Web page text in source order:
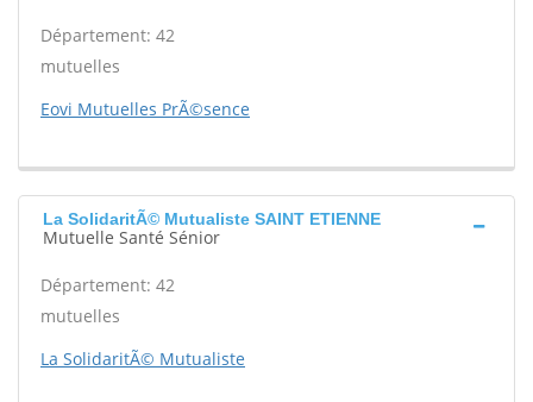
Département: 42
mutuelles
Eovi Mutuelles PrÃ©sence
La SolidaritÃ© Mutualiste SAINT ETIENNE
Mutuelle Santé Sénior
Département: 42
mutuelles
La SolidaritÃ© Mutualiste